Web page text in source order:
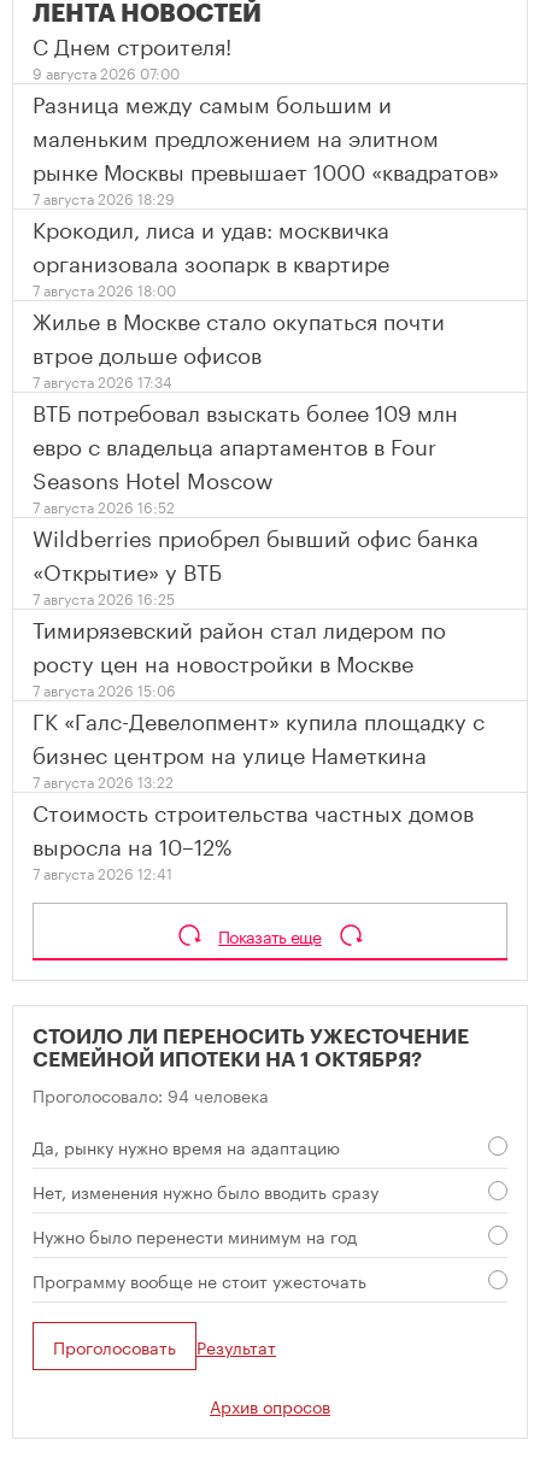
ЛЕНТА НОВОСТЕЙ
С Днем строителя!
9 августа 2026 07:00
Разница между самым большим и
маленьким предложением на элитном
рынке Москвы превышает 1000 «квадратов»
7 августа 2026 18:29
Крокодил, лиса и удав: москвичка
организовала зоопарк в квартире
7 августа 2026 18:00
Жилье в Москве стало окупаться почти
втрое дольше офисов
7 августа 2026 17:34
ВТБ потребовал взыскать более 109 млн
евро с владельца апартаментов в Four
Seasons Hotel Moscow
7 августа 2026 16:52
Wildberries приобрел бывший офис банка
«Открытие» у ВТБ
7 августа 2026 16:25
Тимирязевский район стал лидером по
росту цен на новостройки в Москве
7 августа 2026 15:06
ГК «Галс-Девелопмент» купила площадку с
бизнес центром на улице Наметкина
7 августа 2026 13:22
Стоимость строительства частных домов
выросла на 10–12%
7 августа 2026 12:41
Показать еще
СТОИЛО ЛИ ПЕРЕНОСИТЬ УЖЕСТОЧЕНИЕ
СЕМЕЙНОЙ ИПОТЕКИ НА 1 ОКТЯБРЯ?
Проголосовало: 94 человека
Да, рынку нужно время на адаптацию
Нет, изменения нужно было вводить сразу
Нужно было перенести минимум на год
Программу вообще не стоит ужесточать
Проголосовать Результат
Архив опросов